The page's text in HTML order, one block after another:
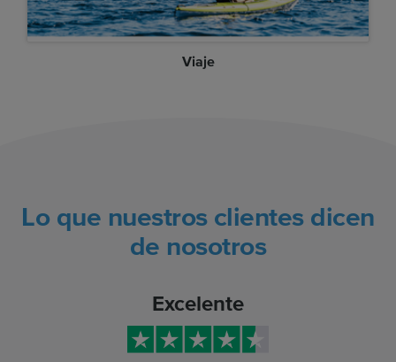
Viaje
Lo que nuestros clientes dicen
de nosotros
Excelente